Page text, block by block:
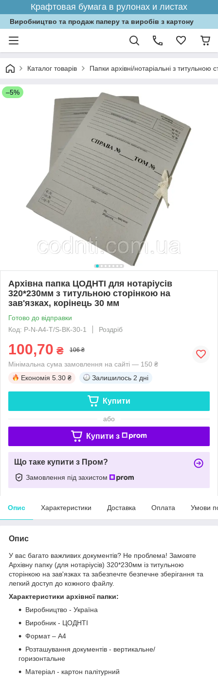
Крафтовая бумага в рулонах и листах
Виробництво та продаж паперу та виробів з картону
Каталог товарів Папки архівні/нотаріальні з титульною
–5%
Архівна папка ЦОДНТІ для нотаріусів
320*230мм з титульною сторінкою на
зав'язках, корінець 30 мм
Готово до відправки
Код: P-N-А4-Т/S-ВК-30-1
Роздріб
100,70 ₴ 106 ₴
Мінімальна сума замовлення на сайті — 150 ₴
Економія 5.30 ₴ Залишилось 2 дні
Купити
або
Купити з
Що таке купити з Пром?
Замовлення під захистом
Опис Характеристики Доставка Оплата Умови
Опис
У вас багато важливих документів? Не проблема! Замовте
Архівну папку (для нотаріусів) 320*230мм із титульною
сторінкою на зав'язках та забезпечте безпечне зберігання та
легкий доступ до кожного файлу.
Характеристики архівної папки:
Виробництво - Україна
Виробник - ЦОДНТІ
Формат – А4
Розташування документів - вертикальне/
горизонтальне
Матеріал - картон палітурний